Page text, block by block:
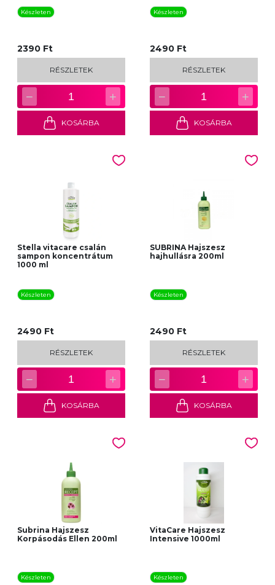
Készleten
2390 Ft
RÉSZLETEK
− 1 +
KOSÁRBA
Készleten
2490 Ft
RÉSZLETEK
− 1 +
KOSÁRBA
Stella vitacare csalán
sampon koncentrátum
1000 ml
Készleten
2490 Ft
RÉSZLETEK
− 1 +
KOSÁRBA
SUBRINA Hajszesz
hajhullásra 200ml
Készleten
2490 Ft
RÉSZLETEK
− 1 +
KOSÁRBA
Subrina Hajszesz
Korpásodás Ellen 200ml
Készleten
VitaCare Hajszesz
Intensive 1000ml
Készleten